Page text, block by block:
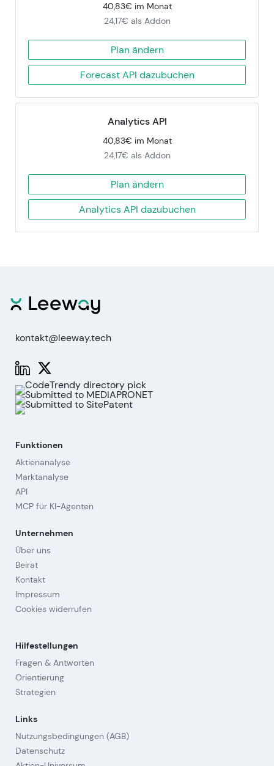
40,83€ im Monat
24,17€ als Addon
Plan ändern
Forecast API dazubuchen
Analytics API
40,83€ im Monat
24,17€ als Addon
Plan ändern
Analytics API dazubuchen
kontakt@leeway.tech
Funktionen
Aktienanalyse
Marktanalyse
API
MCP für KI-Agenten
Unternehmen
Über uns
Beirat
Kontakt
Impressum
Cookies widerrufen
Hilfestellungen
Fragen & Antworten
Orientierung
Strategien
Links
Nutzungsbedingungen (AGB)
Datenschutz